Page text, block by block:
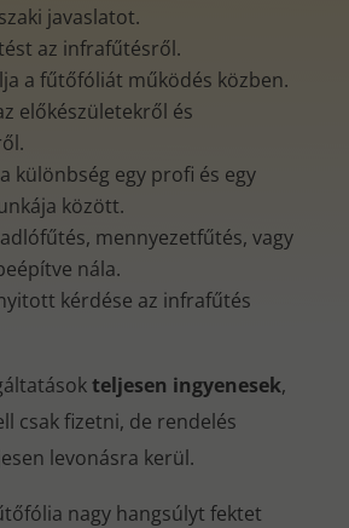
javaslatot.
az infrafűtésről.
a fűtőfóliát működés közben.
előkészületekről és
különbség egy profi és egy
között.
mennyezetfűtés, vagy
nála.
kérdése az infrafűtés
teljesen ingyenesek,
csak fizetni, de rendelés
levonásra kerül.
nagy hangsúlyt fektet